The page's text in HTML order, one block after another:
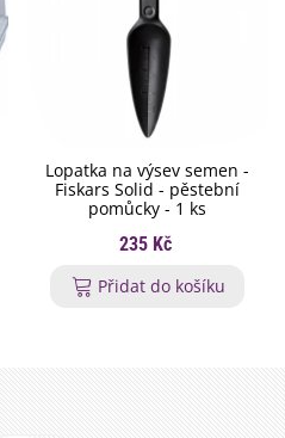
Lopatka na výsev semen -
Fiskars Solid - pěstební
pomůcky - 1 ks
235 Kč
Přidat do košíku